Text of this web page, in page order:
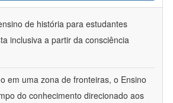
de história para estudantes
inclusiva a partir da consciência
em uma zona de fronteiras, o Ensino
do conhecimento direcionado aos